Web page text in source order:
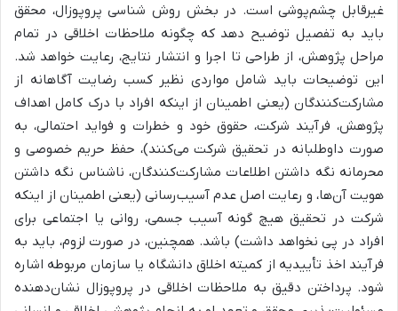
غیرقابل چشم‌پوشی است. در بخش روش شناسی پروپوزال، محقق
باید به تفصیل توضیح دهد که چگونه ملاحظات اخلاقی در تمام
مراحل پژوهش، از طراحی تا اجرا و انتشار نتایج، رعایت خواهد شد.
این توضیحات باید شامل مواردی نظیر کسب رضایت آگاهانه از
مشارکت‌کنندگان (یعنی اطمینان از اینکه افراد با درک کامل اهداف
پژوهش، فرآیند شرکت، حقوق خود و خطرات و فواید احتمالی، به
صورت داوطلبانه در تحقیق شرکت می‌کنند)، حفظ حریم خصوصی و
محرمانه نگه داشتن اطلاعات مشارکت‌کنندگان، ناشناس نگه داشتن
هویت آن‌ها، و رعایت اصل عدم آسیب‌رسانی (یعنی اطمینان از اینکه
شرکت در تحقیق هیچ گونه آسیب جسمی، روانی یا اجتماعی برای
افراد در پی نخواهد داشت) باشد. همچنین، در صورت لزوم، باید به
فرآیند اخذ تأییدیه از کمیته اخلاق دانشگاه یا سازمان مربوطه اشاره
شود. پرداختن دقیق به ملاحظات اخلاقی در پروپوزال نشان‌دهنده